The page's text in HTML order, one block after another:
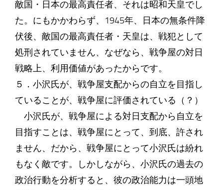
敵国・日本の最高責任者、それは昭和天皇でし
た。にもかかわらず、1945年、日本の無条件降
伏後、敵国の最高責任者・天皇は、戦犯として
処刑されていません、なぜなら、戦争屋の対日
戦略上、利用価値があったからです。
５．小沢氏が、戦争屋支配からの自立を目指し
ていることが、戦争屋に評価されている（？）
小沢氏が、戦争屋による対日支配から自立を
目指すことは、戦争屋にとって、到底、許され
ません、だから、戦争屋にとって小沢氏は紛れ
もなく敵です。しかしながら、小沢氏の過去の
政治行動を分析すると、彼の政治能力は一頭地